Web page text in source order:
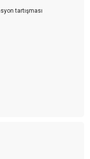
tartışması